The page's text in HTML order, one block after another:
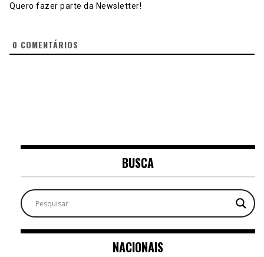
Quero fazer parte da Newsletter!
0 COMENTÁRIOS
BUSCA
NACIONAIS